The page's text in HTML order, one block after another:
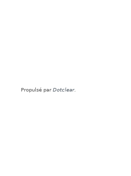
Propulsé par Dotclear.